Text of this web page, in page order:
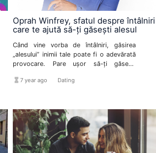
Oprah Winfrey, sfatul despre întâlniri
care te ajută să-ți găsești alesul
Când vine vorba de întâlniri, găsirea
„alesului” inimii tale poate fi o adevărată
provocare. Pare ușor să-ți găsești
bărbați în lume. Însă cum ajungi la el? O
Prezentatoarea de televiziune a oferit
câteva sfaturi prețioase despre relații.
hourglass_full7 year ago Dating